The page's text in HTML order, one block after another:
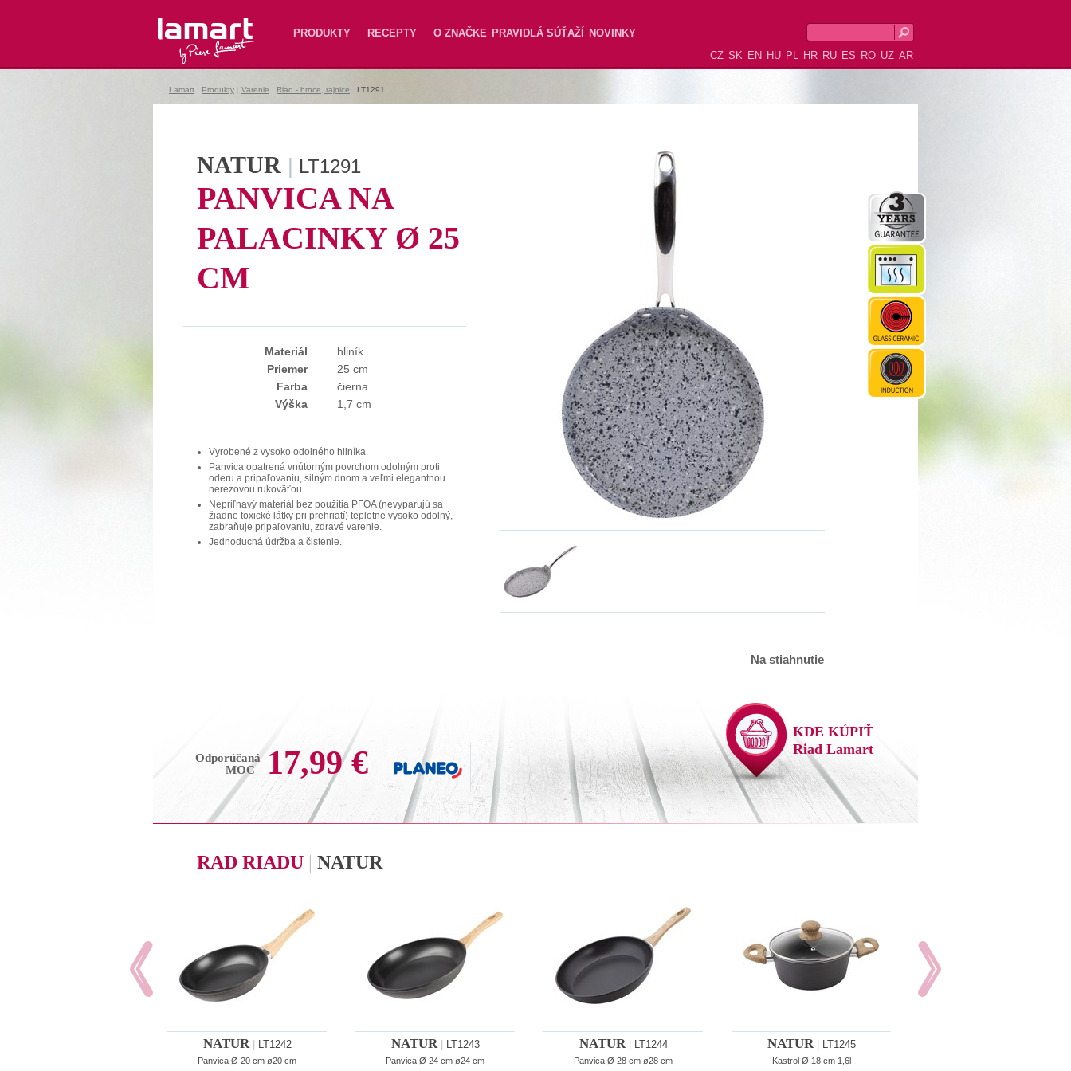
Lamart PRODUKTY RECEPTY O ZNAČKE PRAVIDLÁ SÚŤAŽÍ
NOVINKY
CZ SK EN HU PL HR RU ES RO UZ AR
Lamart Produkty Varenie Riad - hrnce, rajnice LT1291
Na stiahnutie
NATUR | LT1291
PANVICA NA
PALACINKY Ø 25
CM
Materiál
hliník
Priemer
25 cm
Farba
čierna
Výška
1,7 cm
Vyrobené z vysoko odolného hliníka.
Panvica opatrená vnútorným povrchom odolným proti
oderu a pripaľovaniu, silným dnom a veľmi elegantnou
nerezovou rukoväťou.
Nepriľnavý materiál bez použitia PFOA (nevyparujú sa
žiadne toxické látky pri prehriatí) teplotne vysoko odolný,
zabraňuje pripaľovaniu, zdravé varenie.
Jednoduchá údržba a čistenie.
Odporúčaná
MOC
17,99 €
KDE KÚPIŤ
Riad Lamart
RAD RIADU | NATUR
NATUR| LT1242
Panvica Ø 20 cm ø20 cm
NATUR| LT1243
Panvica Ø 24 cm ø24 cm
NATUR| LT1244
Panvica Ø 28 cm ø28 cm
NATUR| LT1245
Kastrol Ø 18 cm 1,6l